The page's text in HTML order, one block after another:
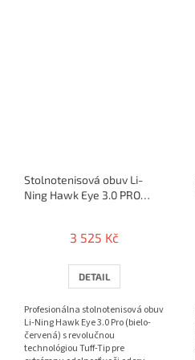
Stolnotenisová obuv Li-
Ning Hawk Eye 3.0 PRO
3 525 Kč
DETAIL
Profesionálna stolnotenisová obuv
Li-Ning Hawk Eye 3.0 Pro (bielo-
červená) s revolučnou
technológiou Tuff-Tip pre